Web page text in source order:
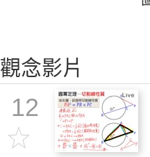
觀念影片
12